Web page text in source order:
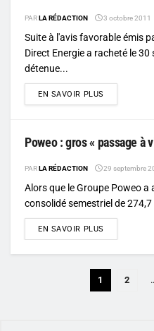
PARLA RÉDACTION 3 octobre 2011
Suite à l'avis favorable émis
Direct Energie a racheté le
détenue...
EN SAVOIR PLUS
Poweo : gros « passage à
PARLA RÉDACTION 29 septembre
Alors que le Groupe Poweo
consolidé semestriel de 274,7
EN SAVOIR PLUS
1 2